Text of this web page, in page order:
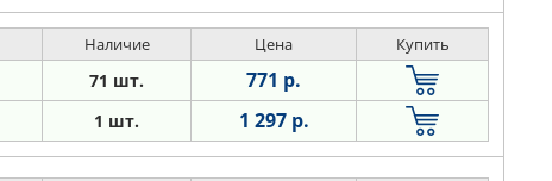
Наличие Цена Купить
71 шт. 771 р.
1 шт. 1 297 р.